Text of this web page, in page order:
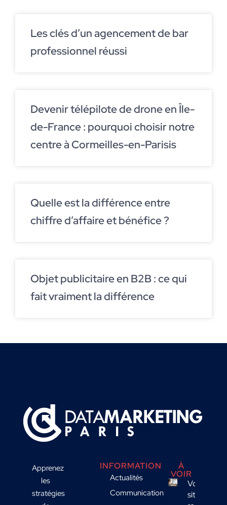
Les clés d’un agencement de bar
professionnel réussi
Devenir télépilote de drone en Île-
de-France : pourquoi choisir notre
centre à Cormeilles-en-Parisis
Quelle est la différence entre
chiffre d’affaire et bénéfice ?
Objet publicitaire en B2B : ce qui
fait vraiment la différence
Apprenez
les
stratégies
INFORMATION
Actualités
Communication
À
VOIR
Votre
site